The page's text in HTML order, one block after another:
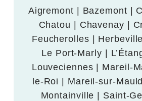
Aigremont | Bazemont |
Chatou | Chavenay |
Feucherolles |
Le Port-Marly |
Louveciennes | Mareil-
le-Roi | Mareil-sur-
Montainville | Saint-